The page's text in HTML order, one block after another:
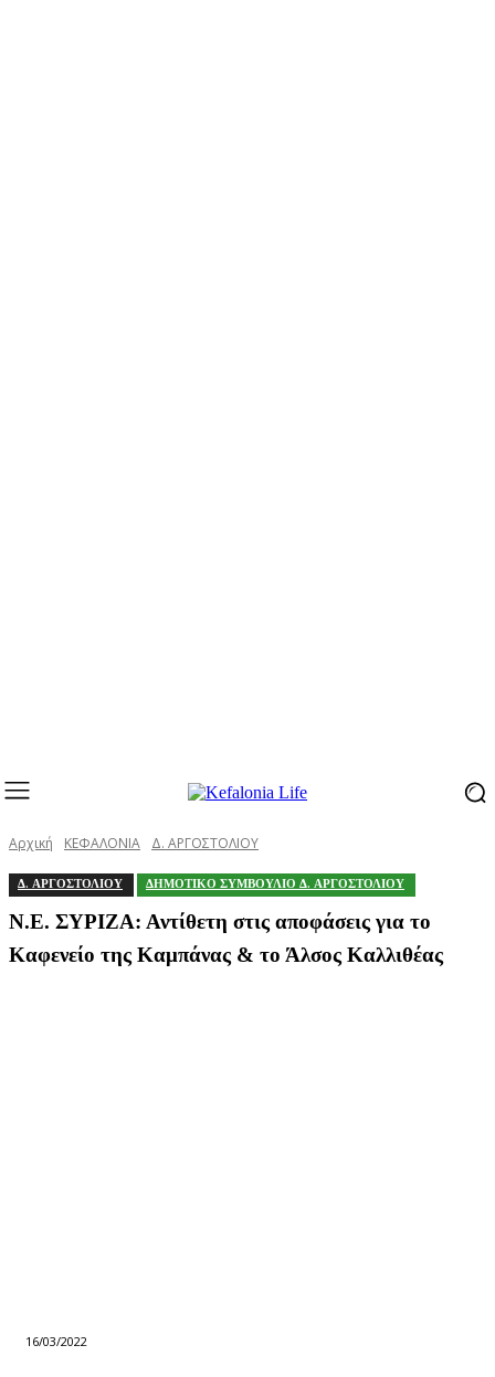
Αρχική ΚΕΦΑΛΟΝΙΑ Δ. ΑΡΓΟΣΤΟΛΙΟΥ
Δ. ΑΡΓΟΣΤΟΛΙΟΥ ΔΗΜΟΤΙΚΟ ΣΥΜΒΟΥΛΙΟ Δ. ΑΡΓΟΣΤΟΛΙΟΥ
Ν.Ε. ΣΥΡΙΖΑ: Αντίθετη στις αποφάσεις για το
Καφενείο της Καμπάνας & το Άλσος Καλλιθέας
16/03/2022